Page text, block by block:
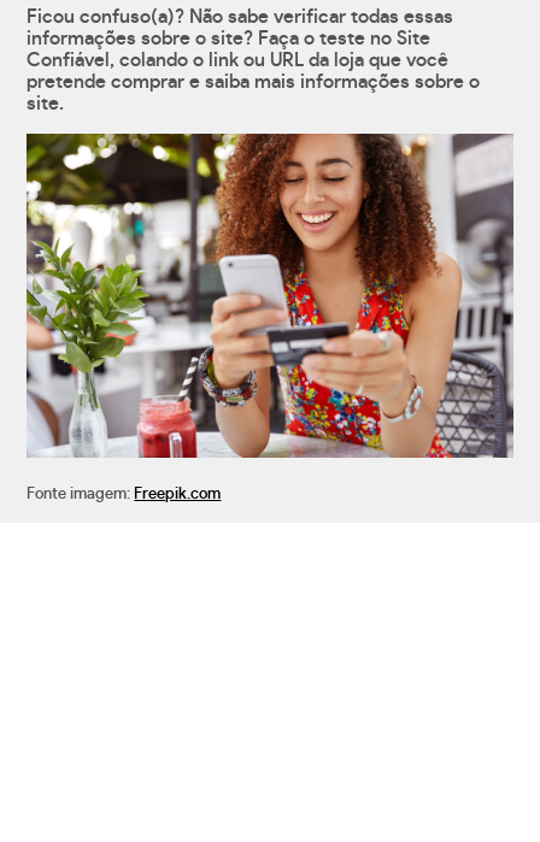
Ficou confuso(a)? Não sabe verificar todas essas
informações sobre o site? Faça o teste no Site
Confiável, colando o link ou URL da loja que você
pretende comprar e saiba mais informações sobre o
site.
Fonte imagem: Freepik.com